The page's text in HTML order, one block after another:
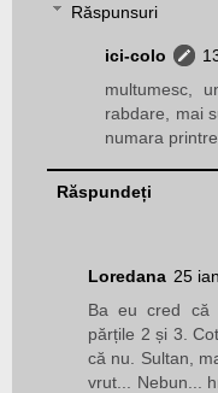
Răspunsuri
ici-colo
multumesc,
rabdare, mai
numara
Răspundeți
Loredana 25
Ba eu cred că
părțile 2 și 3.
că nu. Sultan,
vrut... Nebun...